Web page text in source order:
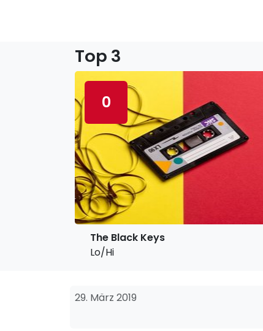
Top 3
0
The Black Keys
Lo/Hi
29. März 2019